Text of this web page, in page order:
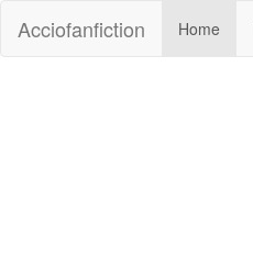
Acciofanfiction Home